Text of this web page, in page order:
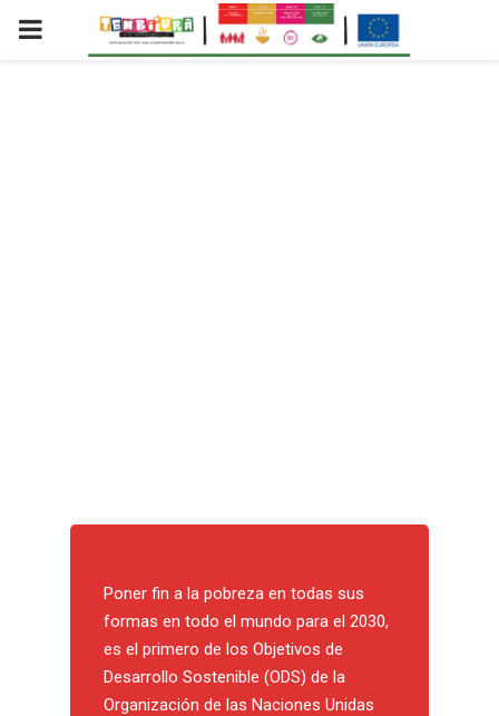
PRIMARY
Poner fin a la pobreza en todas sus
formas en todo el mundo para el 2030,
es el primero de los Objetivos de
Desarrollo Sostenible (ODS) de la
Organización de las Naciones Unidas